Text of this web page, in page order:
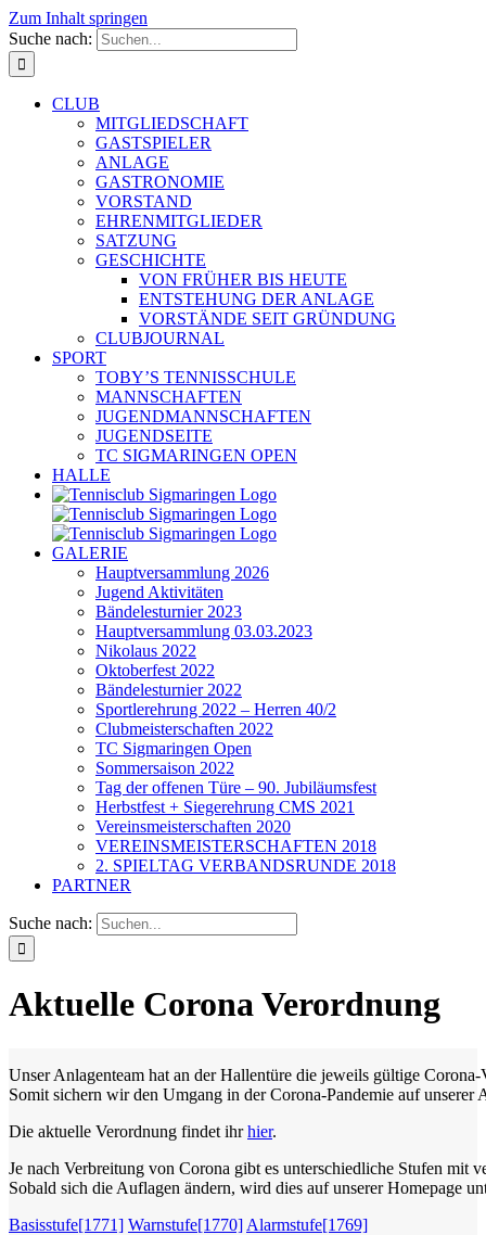
Zum Inhalt springen
Suche nach:
CLUB
MITGLIEDSCHAFT
GASTSPIELER
ANLAGE
GASTRONOMIE
VORSTAND
EHRENMITGLIEDER
SATZUNG
GESCHICHTE
VON FRÜHER BIS HEUTE
ENTSTEHUNG DER ANLAGE
VORSTÄNDE SEIT GRÜNDUNG
CLUBJOURNAL
SPORT
TOBY’S TENNISSCHULE
MANNSCHAFTEN
JUGENDMANNSCHAFTEN
JUGENDSEITE
TC SIGMARINGEN OPEN
HALLE
GALERIE
Hauptversammlung 2026
Jugend Aktivitäten
Bändelesturnier 2023
Hauptversammlung 03.03.2023
Nikolaus 2022
Oktoberfest 2022
Bändelesturnier 2022
Sportlerehrung 2022 – Herren 40/2
Clubmeisterschaften 2022
TC Sigmaringen Open
Sommersaison 2022
Tag der offenen Türe – 90. Jubiläumsfest
Herbstfest + Siegerehrung CMS 2021
Vereinsmeisterschaften 2020
VEREINSMEISTERSCHAFTEN 2018
2. SPIELTAG VERBANDSRUNDE 2018
PARTNER
Suche nach:
Aktuelle Corona Verordnung
Unser Anlagenteam hat an der Hallentüre die jeweils gültige Corona-
Somit sichern wir den Umgang in der Corona-Pandemie auf unserer
Die aktuelle Verordnung findet ihrhier.
Je nach Verbreitung von Corona gibt es unterschiedliche Stufen mit
Sobald sich die Auflagen ändern, wird dies auf unserer Homepage
Basisstufe[1771] Warnstufe[1770] Alarmstufe[1769]